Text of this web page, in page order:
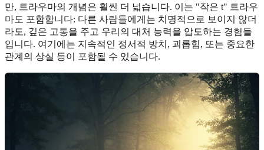
만, 트라우마의 개념은 훨씬 더 넓습니다. 이는 "작은 t" 트라우
마도 포함합니다: 다른 사람들에게는 치명적으로 보이지 않더
라도, 깊은 고통을 주고 우리의 대처 능력을 압도하는 경험들
입니다. 여기에는 지속적인 정서적 방치, 괴롭힘, 또는 중요한
관계의 상실 등이 포함될 수 있습니다.